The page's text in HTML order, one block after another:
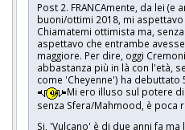
Post 2. FRANCAmente, da lei
buoni/ottimi 2018, mi
Chiamatemi ottimista ma,
aspettavo che entrambe
maggiore. Per dire, oggi
abbastanza più in là con l'età,
come 'Cheyenne') ha
Mi ero illuso sul potere
senza Sfera/Mahmood, è poca
Si, 'Vulcano' è di due anni fa